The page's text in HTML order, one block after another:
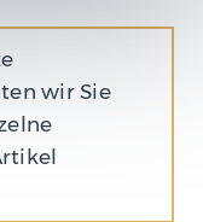
wir Sie